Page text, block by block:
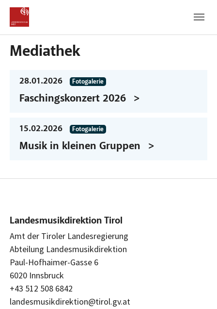
Zum Hauptinhalt
Zum Fußbereich
Mediathek
28.01.2026 Fotogalerie
Faschingskonzert 2026
15.02.2026 Fotogalerie
Musik in kleinen Gruppen
Landesmusikdirektion Tirol
Amt der Tiroler Landesregierung
Abteilung Landesmusikdirektion
Paul-Hofhaimer-Gasse 6
6020 Innsbruck
+43 512 508 6842
landesmusikdirektion@tirol.gv.at